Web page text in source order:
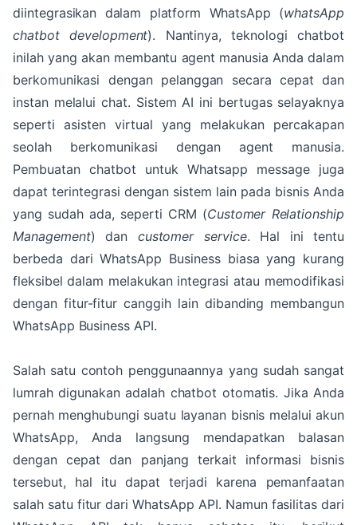
diintegrasikan dalam platform WhatsApp (whatsApp
chatbot development). Nantinya, teknologi chatbot
inilah yang akan membantu agent manusia Anda dalam
berkomunikasi dengan pelanggan secara cepat dan
instan melalui chat. Sistem AI ini bertugas selayaknya
seperti asisten virtual yang melakukan percakapan
seolah berkomunikasi dengan agent manusia.
Pembuatan chatbot untuk Whatsapp message juga
dapat terintegrasi dengan sistem lain pada bisnis Anda
yang sudah ada, seperti CRM (Customer Relationship
Management) dan customer service. Hal ini tentu
berbeda dari WhatsApp Business biasa yang kurang
fleksibel dalam melakukan integrasi atau memodifikasi
dengan fitur-fitur canggih lain dibanding membangun
WhatsApp Business API.
Salah satu contoh penggunaannya yang sudah sangat
lumrah digunakan adalah chatbot otomatis. Jika Anda
pernah menghubungi suatu layanan bisnis melalui akun
WhatsApp, Anda langsung mendapatkan balasan
dengan cepat dan panjang terkait informasi bisnis
tersebut, hal itu dapat terjadi karena pemanfaatan
salah satu fitur dari WhatsApp API. Namun fasilitas dari